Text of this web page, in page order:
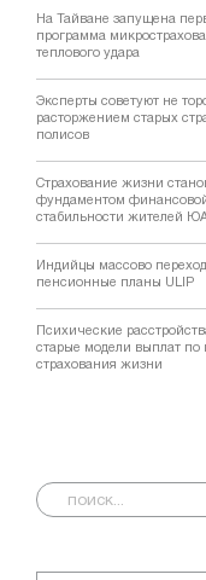
На Тайване запущена
программа
теплового удара
Эксперты советуют не
расторжением старых
полисов
Страхование жизни
фундаментом
стабильности жителей
Индийцы массово
пенсионные планы ULIP
Психические
старые модели выплат по
страхования жизни